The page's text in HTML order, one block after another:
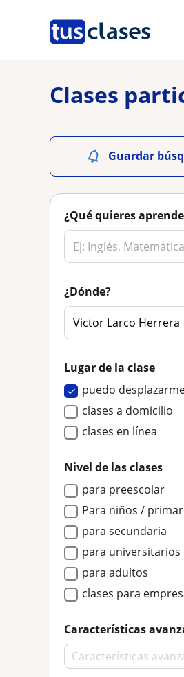
Clases
Guardar
¿Qué quieres
¿Dónde?
Lugar de la clase
puedo
clases a domicilio
clases en línea
Nivel de las clases
para preescolar
Para niños /
para secundaria
para universitarios
para adultos
clases para
Características